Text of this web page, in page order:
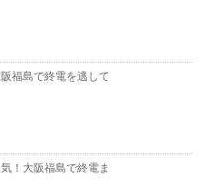
阪福島で終電を逃して
！大阪福島で終電ま